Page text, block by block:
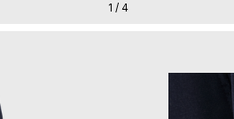
1 / 4